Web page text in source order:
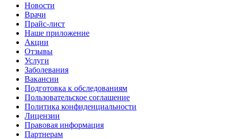
Новости
Врачи
Прайс-лист
Наше приложение
Акции
Отзывы
Услуги
Заболевания
Вакансии
Подготовка к обследованиям
Пользовательское соглашение
Политика конфиденциальности
Лицензии
Правовая информация
Партнерам